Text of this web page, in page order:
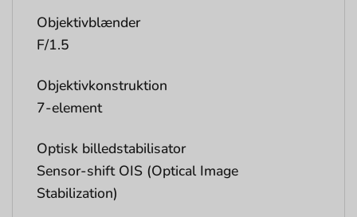
Objektivblænder
F/1.5
Objektivkonstruktion
7-element
Optisk billedstabilisator
Sensor-shift OIS (Optical Image
Stabilization)